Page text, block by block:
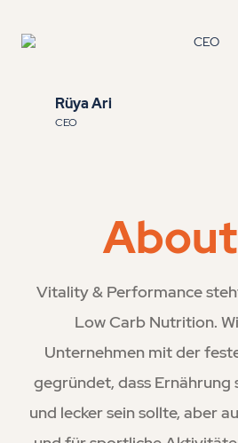
Rüya Ari
CEO
Vitality & Performance
Low Carb Nutrition.
Unternehmen mit der
gegründet, dass Ernährung
und lecker sein sollte, aber